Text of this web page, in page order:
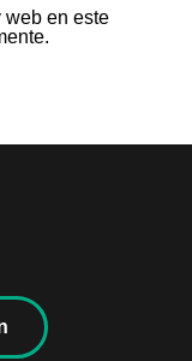
web en este